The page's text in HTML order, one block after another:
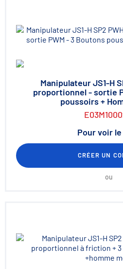
Manipulateur JS1-H
proportionnel - sortie
poussoirs +
Pour voir
CRÉER UN
ou